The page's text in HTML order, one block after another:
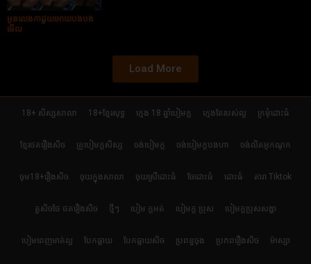
អូនលេងកាដួយអោយបងបង
មើល
Load More
18+ សិស្សសាលា 18+ខ្មែរសុទ្ធ ក្មេង 18 ឆ្នាំបៀមក្ដ ក្មេងតែរបស់ល្អ ក្រមុំដោះធំ
ខ្មែរថតរឿងសិច គ្រូបៀមក្ដសិស្ស ចង់បៀមក្ដ ចង់បៀមក្តបងហា ចង់លិតអូកណូក
ចុម18+រឿងសិច ចុយក្នុងសាលា ចុយស្រីដោះធំ ចែដោះធំ ដោះធំ តារា Tiktok
តួសិចថៃ ថតរឿងសិច ថ្មីៗ បៀម ក្ដអត់ បៀមក្ដ ប្រុស បៀមក្តប្រុសសង្ហា
បៀមពេញមាត់ល្អ បែកធ្លាយ បែកធ្លាយសិច ប្រពន្ធចុង ប្រភពរឿងសិច ម៉ាស្សា